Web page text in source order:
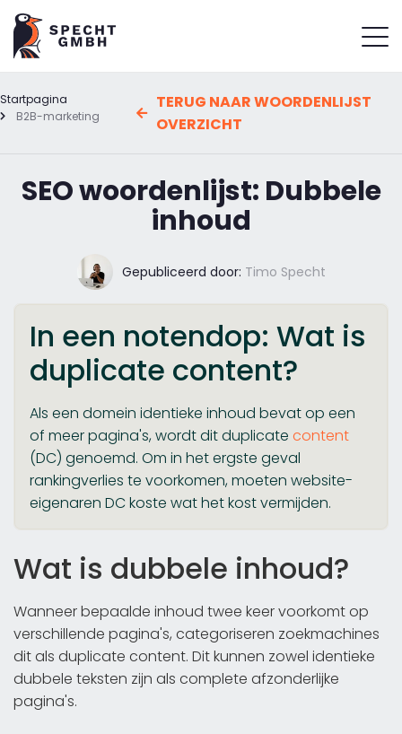
Startpagina
B2B-marketing
TERUG NAAR WOORDENLIJST
OVERZICHT
SEO woordenlijst: Dubbele
inhoud
Gepubliceerd door: Timo Specht
In een notendop: Wat is
duplicate content?
Als een domein identieke inhoud bevat op een
of meer pagina's, wordt dit duplicate content
(DC) genoemd. Om in het ergste geval
rankingverlies te voorkomen, moeten website-
eigenaren DC koste wat het kost vermijden.
Wat is dubbele inhoud?
Wanneer bepaalde inhoud twee keer voorkomt op
verschillende pagina's, categoriseren zoekmachines
dit als duplicate content. Dit kunnen zowel identieke
dubbele teksten zijn als complete afzonderlijke
pagina's.